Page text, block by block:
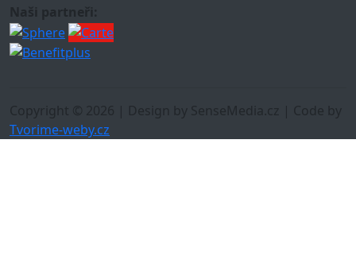
Naši partneři:
Copyright © 2026 | Design by SenseMedia.cz | Code by
Tvorime-weby.cz